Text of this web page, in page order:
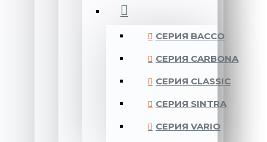
CЕРИЯ BACCO
CЕРИЯ CARBONA
CЕРИЯ CLASSIC
CЕРИЯ SINTRA
CЕРИЯ VARIO